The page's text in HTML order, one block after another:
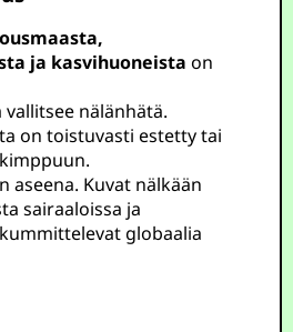
ja kasvihuoneista on
vallitsee nälänhätä.
on toistuvasti estetty tai
aseena. Kuvat nälkään
sairaaloissa ja
globaalia